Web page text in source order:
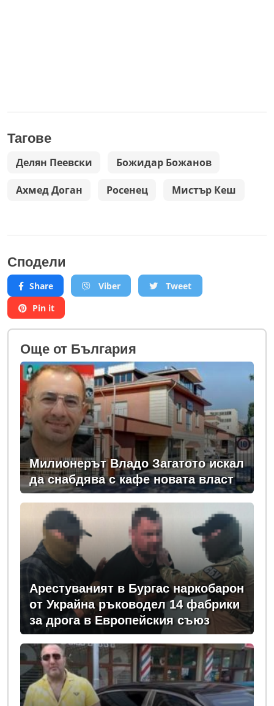
Тагове
Делян Пеевски Божидар Божанов
Ахмед Доган Росенец Мистър Кеш
Сподели
Share Viber
Tweet
Pin it
Oще от България
Милионерът Владо Загатото искал
да снабдява с кафе новата власт
Арестуваният в Бургас наркобарон
от Украйна ръководел 14 фабрики
за дрога в Европейския съюз